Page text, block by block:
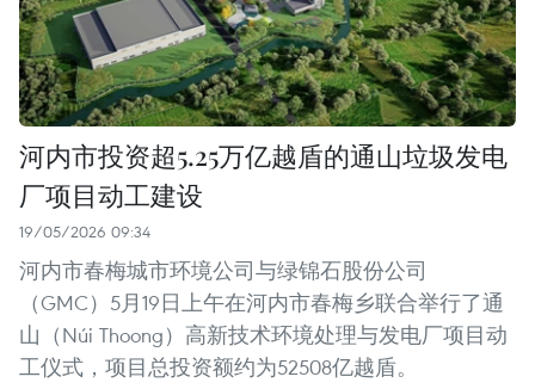
河内市投资超5.25万亿越盾的通山垃圾发电
厂项目动工建设
19/05/2026 09:34
河内市春梅城市环境公司与绿锦石股份公司
（GMC）5月19日上午在河内市春梅乡联合举行了通
山（Núi Thoong）高新技术环境处理与发电厂项目动
工仪式，项目总投资额约为52508亿越盾。